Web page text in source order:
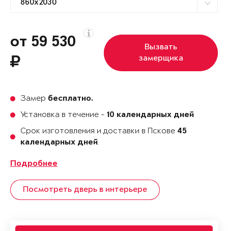
от 59 530
Вызвать
замерщика
Замер бесплатно.
Установка в течение - 10 календарных дней
Срок изготовления и доставки в Пскове 45
календарных дней.
Подробнее
Посмотреть дверь в интерьере